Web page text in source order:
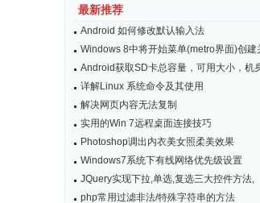
最新推荐
Android 如何修改默认输入法
Windows 8中将开始菜单(metro界面)创建
Android获取SD卡总容量，可用大小，机
详解Linux 系统命令及其使用
解决网页内容无法复制
实用的Win 7远程桌面连接技巧
Photoshop调出内衣美女照柔美效果
Windows7系统下有线网络优先级设置
JQuery实现下拉,单选,复选三大控件方法,
php常用过滤非法/特殊字符串的方法